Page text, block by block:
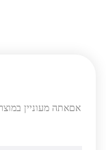
אםאתה מעוניין